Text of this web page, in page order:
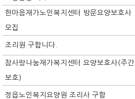
한마음재가노인복지센터 방문요양보호사
모집
조리원 구합니다.
참사랑나눔재가복지센터 요양보호사(주간
보호)
정읍노인복지요양원 조리사 구함